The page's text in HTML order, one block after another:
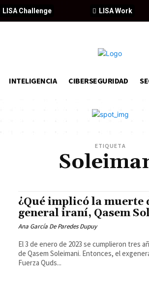
LISA Work
LISA Challenge
INTELIGENCIA CIBERSEGURIDAD
ETIQUETA
¿Qué implicó la muerte
general iraní, Qasem
Ana García De Paredes Dupuy
El 3 de enero de 2023 se cumplieron tres
de Qasem Soleimani. Entonces, el
Fuerza Quds...